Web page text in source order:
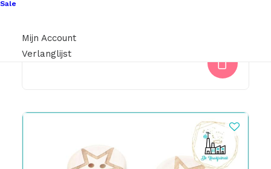
Sale
Mijn Account
Verlanglijst
€ 0,75